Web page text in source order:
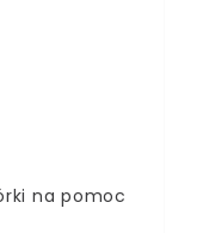
na pomoc